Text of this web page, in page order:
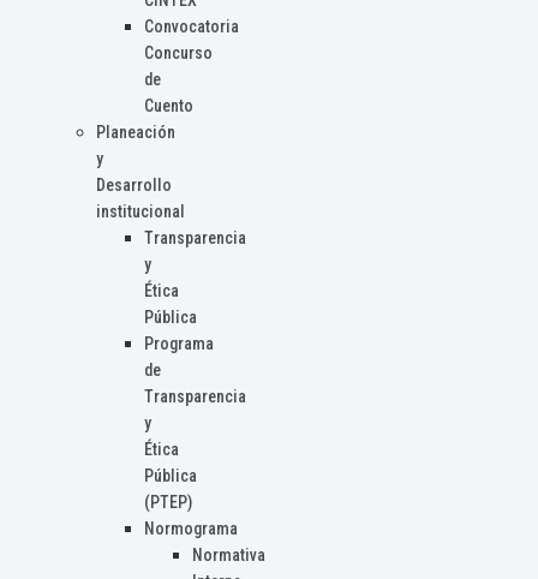
Convocatoria
Concurso
de
Cuento
Planeación
y
Desarrollo
institucional
Transparencia
y
Ética
Pública
Programa
de
Transparencia
y
Ética
Pública
(PTEP)
Normograma
Normativa